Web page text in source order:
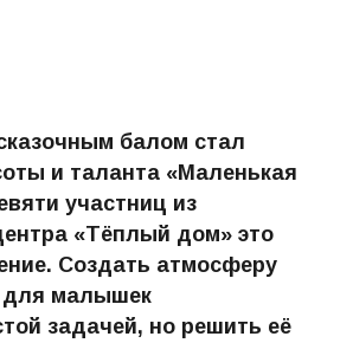
балом стал
и таланта «Маленькая
участниц из
«Тёплый дом» это
Создать атмосферу
для малышек
задачей, но решить её